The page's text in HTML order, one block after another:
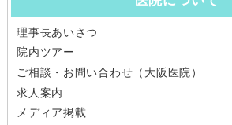
理事長あいさつ
院内ツアー
ご相談・お問い合わせ（大阪医院）
求人案内
メディア掲載